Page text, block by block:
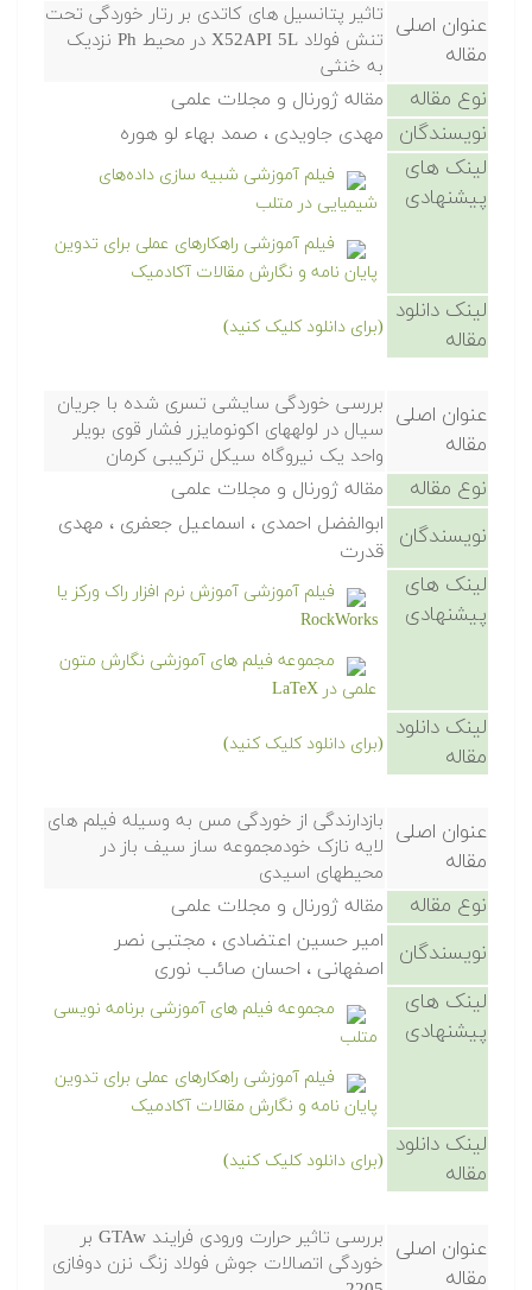
عنوان اصلی
مقاله
تاثیر پتانسیل های کاتدی بر رتار خوردگی تحت
تنش فولاد X52API 5L در محیط Ph نزدیک
به خنثی
نوع مقاله مقاله ژورنال و مجلات علمی
نویسندگان مهدی جاویدی ، صمد بهاء لو هوره
لینک های
پیشنهادی
فیلم آموزشی شبیه سازی داده‌های
شیمیایی در متلب
فیلم آموزشی راهکارهای عملی برای تدوین
پایان نامه و نگارش مقالات آکادمیک
لینک دانلود
مقاله
(برای دانلود کلیک کنید)
عنوان اصلی
مقاله
بررسی خوردگی سایشی تسری شده با جریان
سیال در لولههای اکونومایزر فشار قوی بویلر
واحد یک نیروگاه سیکل ترکیبی کرمان
نوع مقاله مقاله ژورنال و مجلات علمی
نویسندگان
ابوالفضل احمدی ، اسماعیل جعفری ، مهدی
قدرت
لینک های
پیشنهادی
فیلم آموزشی آموزش نرم افزار راک ورکز یا
RockWorks
مجموعه فیلم های آموزشی نگارش متون
علمی در LaTeX
لینک دانلود
مقاله
(برای دانلود کلیک کنید)
عنوان اصلی
مقاله
بازدارندگی از خوردگی مس به وسیله فیلم های
لایه نازک خودمجموعه ساز سیف باز در
محیطهای اسیدی
نوع مقاله مقاله ژورنال و مجلات علمی
نویسندگان
امیر حسین اعتضادی ، مجتبی نصر
اصفهانی ، احسان صائب نوری
لینک های
پیشنهادی
مجموعه فیلم های آموزشی برنامه نویسی
متلب
فیلم آموزشی راهکارهای عملی برای تدوین
پایان نامه و نگارش مقالات آکادمیک
لینک دانلود
مقاله
(برای دانلود کلیک کنید)
عنوان اصلی
مقاله
بررسی تاثیر حرارت ورودی فرایند GTAw بر
خوردگی اتصالات جوش فولاد زنگ نزن دوفازی